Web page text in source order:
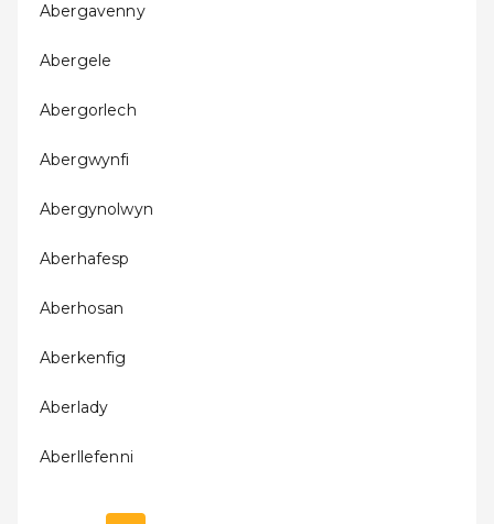
Abergavenny
Abergele
Abergorlech
Abergwynfi
Abergynolwyn
Aberhafesp
Aberhosan
Aberkenfig
Aberlady
Aberllefenni